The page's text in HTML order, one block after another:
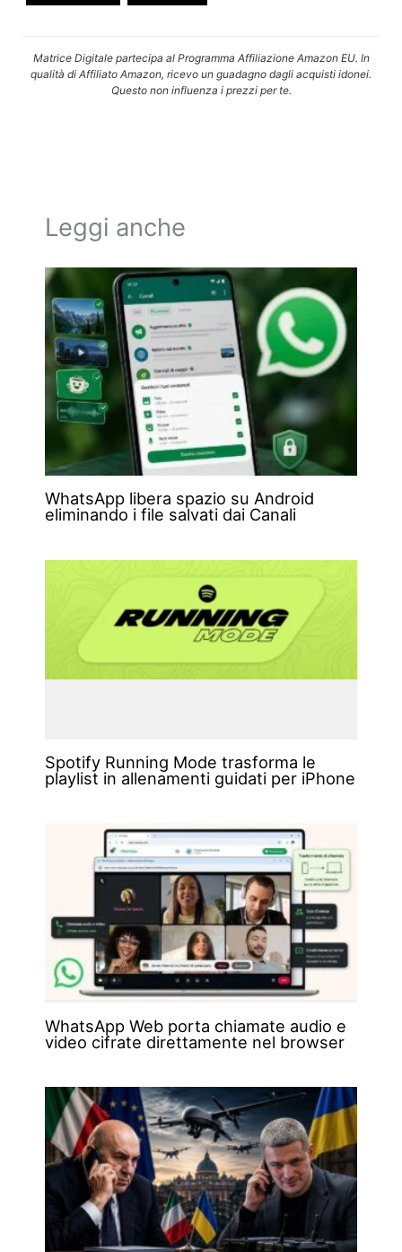
Matrice Digitale partecipa al Programma Affiliazione Amazon EU. In
qualità di Affiliato Amazon, ricevo un guadagno dagli acquisti idonei.
Questo non influenza i prezzi per te.
Leggi anche
WhatsApp libera spazio su Android
eliminando i file salvati dai Canali
Spotify Running Mode trasforma le
playlist in allenamenti guidati per iPhone
WhatsApp Web porta chiamate audio e
video cifrate direttamente nel browser